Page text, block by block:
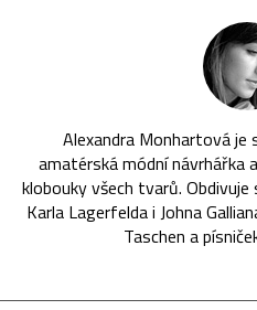
Alexandra Monhartová
amatérská módní návrhářka
klobouky všech tvarů.
Karla Lagerfelda i Johna
Taschen a